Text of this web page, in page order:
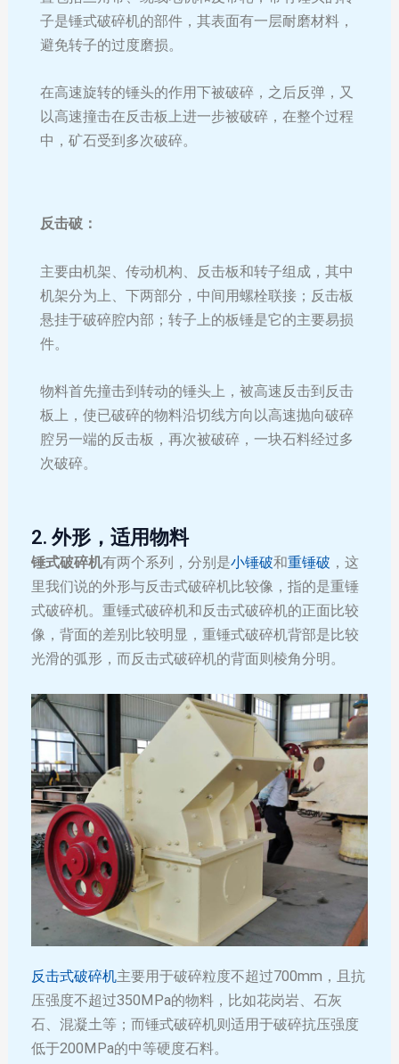
子是锤式破碎机的部件，其表面有一层耐磨材料，
避免转子的过度磨损。
在高速旋转的锤头的作用下被破碎，之后反弹，又
以高速撞击在反击板上进一步被破碎，在整个过程
中，矿石受到多次破碎。
反击破：
主要由机架、传动机构、反击板和转子组成，其中
机架分为上、下两部分，中间用螺栓联接；反击板
悬挂于破碎腔内部；转子上的板锤是它的主要易损
件。
物料首先撞击到转动的锤头上，被高速反击到反击
板上，使已破碎的物料沿切线方向以高速抛向破碎
腔另一端的反击板，再次被破碎，一块石料经过多
次破碎。
2. 外形，适用物料
锤式破碎机有两个系列，分别是小锤破和重锤破 ，这
里我们说的外形与反击式破碎机比较像，指的是重锤
式破碎机。重锤式破碎机和反击式破碎机的正面比较
像，背面的差别比较明显，重锤式破碎机背部是比较
光滑的弧形，而反击式破碎机的背面则棱角分明。
反击式破碎机主要用于破碎粒度不超过700mm，且抗
压强度不超过350MPa的物料，比如花岗岩、石灰
石、混凝土等；而锤式破碎机则适用于破碎抗压强度
低于200MPa的中等硬度石料。